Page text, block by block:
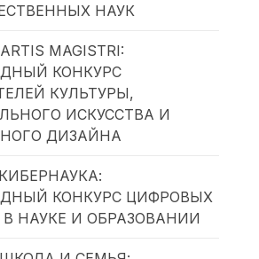
НАУК
MAGISTRI:
КОНКУРС
КУЛЬТУРЫ,
ИСКУССТВА И
ДИЗАЙНА
КОНКУРС ЦИФРОВЫХ
В НАУКЕ И ОБРАЗОВАНИИ